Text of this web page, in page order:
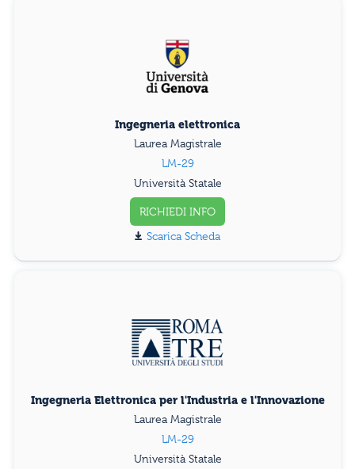
Ingegneria elettronica
Laurea Magistrale
LM-29
Università Statale
RICHIEDI INFO
Scarica Scheda
Ingegneria Elettronica per l'Industria e l'Innovazione
Laurea Magistrale
LM-29
Università Statale